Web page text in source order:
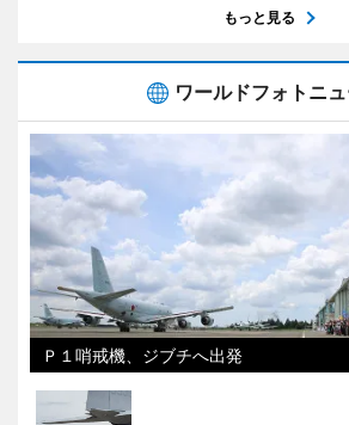
もっと見る
ワールドフォトニ
Ｐ１哨戒機、ジブチへ出発